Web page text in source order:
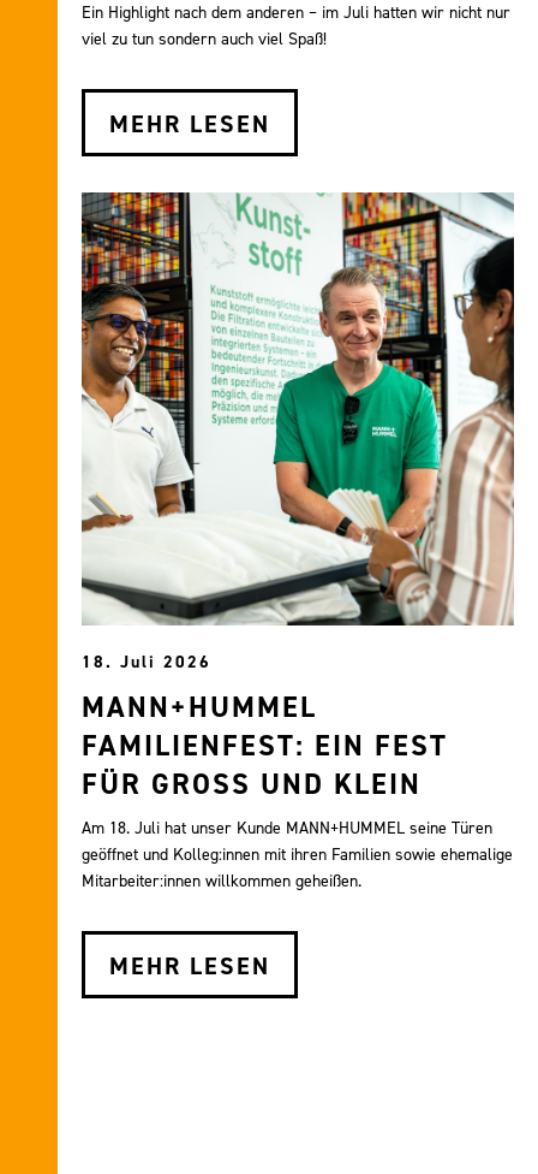
Ein Highlight nach dem anderen – im Juli hatten wir nicht nur
viel zu tun sondern auch viel Spaß!
MEHR LESEN
18. Juli 2026
MANN+HUMMEL
FAMILIENFEST: EIN FEST
FÜR GROSS UND KLEIN
Am 18. Juli hat unser Kunde MANN+HUMMEL seine Türen
geöffnet und Kolleg:innen mit ihren Familien sowie ehemalige
Mitarbeiter:innen willkommen geheißen.
MEHR LESEN